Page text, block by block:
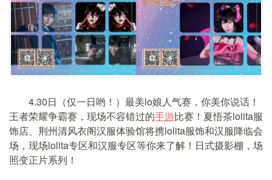
4.30日（仅一日哟！）最美lo娘人气赛，你美你说话！
王者荣耀争霸赛，现场不容错过的手游比赛！夏悟茶lolita服
饰店、荆州清风衣阁汉服体验馆将携lolita服饰和汉服降临会
场，现场lolita专区和汉服专区等你来了解！日式摄影棚，场
照变正片系列！